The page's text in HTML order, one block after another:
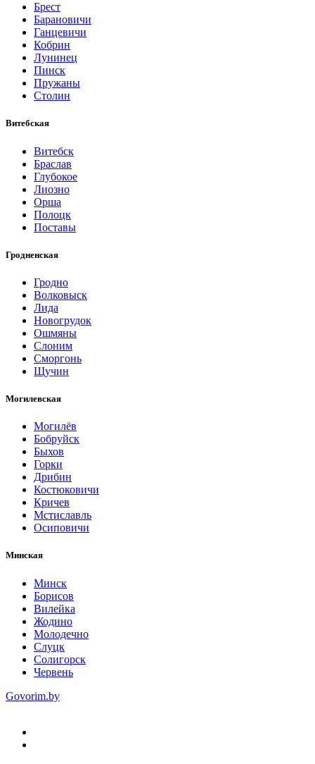
Брест
Барановичи
Ганцевичи
Кобрин
Лунинец
Пинск
Пружаны
Столин
Витебская
Витебск
Браслав
Глубокое
Лиозно
Орша
Полоцк
Поставы
Гродненская
Гродно
Волковыск
Лида
Новогрудок
Ошмяны
Слоним
Сморгонь
Щучин
Могилевская
Могилёв
Бобруйск
Быхов
Горки
Дрибин
Костюковичи
Кричев
Мстиславль
Осиповичи
Минская
Минск
Борисов
Вилейка
Жодино
Молодечно
Слуцк
Солигорск
Червень
Govorim.by